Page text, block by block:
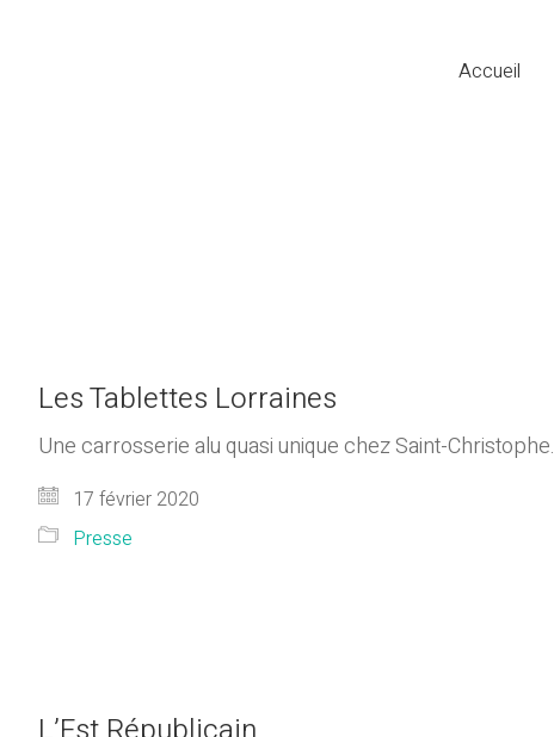
Accueil
Les Tablettes Lorraines
Une carrosserie alu quasi unique chez Saint-Christophe.
17 février 2020
Presse